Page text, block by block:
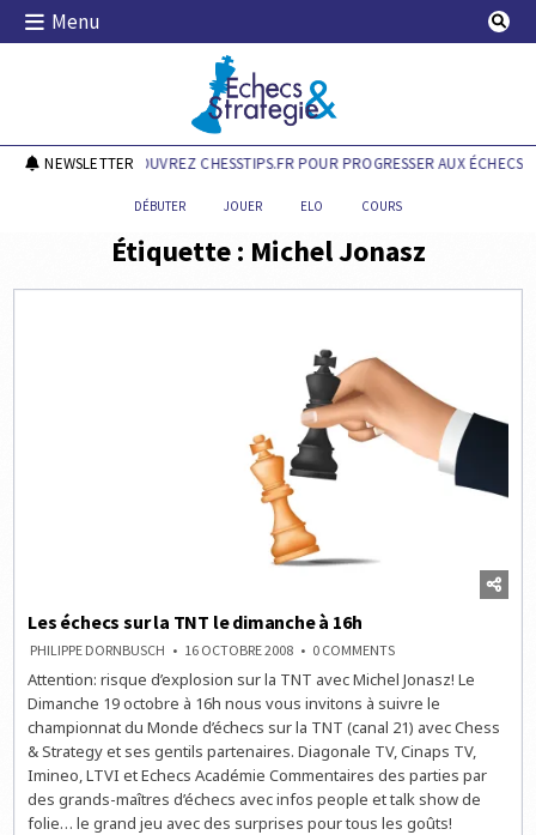
Skip
Menu
Echecs & Stratégie
NEWSLETTERDÉCOUVREZ CHESSTIPS.FR POUR PROGRESSER AUX ÉCHECS !
DÉBUTER JOUER ELO COURS
Étiquette : Michel Jonasz
Les échecs sur la TNT le dimanche à 16h
PHILIPPE DORNBUSCH 16 OCTOBRE 2008 0 COMMENTSON
ÉCHECS
SUR
LA
TNT
LE
DIMANCHE
À
16H
Attention: risque d’explosion sur la TNT avec Michel Jonasz! Le
Dimanche 19 octobre à 16h nous vous invitons à suivre le
championnat du Monde d’échecs sur la TNT (canal 21) avec Chess
& Strategy et ses gentils partenaires. Diagonale TV, Cinaps TV,
Imineo, LTVI et Echecs Académie Commentaires des parties par
des grands-maîtres d’échecs avec infos people et talk show de
folie… le grand jeu avec des surprises pour tous les goûts!